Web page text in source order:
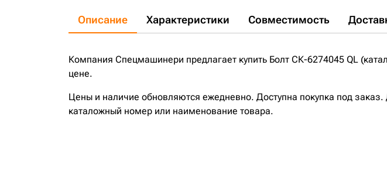
Описание Характеристики Совместимость
Компания Спецмашинери предлагает купить Болт СК-6274045 QL
цене.
Цены и наличие обновляются ежедневно. Доступна покупка под
каталожный номер или наименование товара.